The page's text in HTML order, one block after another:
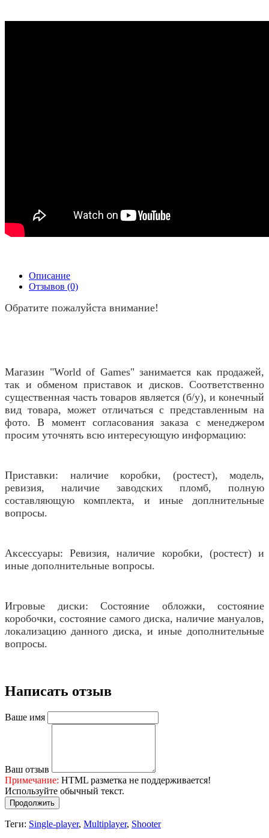
Описание
Отзывов (0)
Обратите пожалуйста внимание!
Магазин "World of Games" занимается как продажей,
так и обменом приставок и дисков. Соответственно
существенная часть товаров является (б/у), и конечный
вид товара, может отличаться с представленным на
фото. В момент согласования заказа с менеджером
просим уточнять всю интересующую информацию:
Приставки: наличие коробки, (ростест), модель,
ревизия, наличие заводских пломб, полную
составляющую комплекта, и иные доплнительные
вопросы.
Аксессуары: Ревизия, наличие коробки, (ростест) и
иные дополнительные вопросы.
Игровые диски: Состояние обложки, состояние
коробочки, состояние самого диска, наличие мануалов,
локализацию данного диска, и иные дополнительные
вопросы.
Написать отзыв
Ваше имя
Ваш отзыв
Примечание: HTML разметка не поддерживается!
Используйте обычный текст.
Продолжить
Теги: Single-player, Multiplayer, Shooter